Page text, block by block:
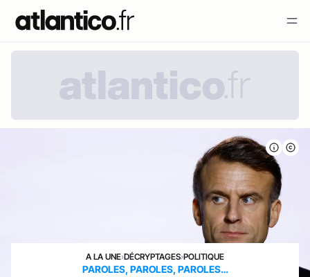
A LA UNE›DÉCRYPTAGES›POLITIQUE
PAROLES, PAROLES, PAROLES…